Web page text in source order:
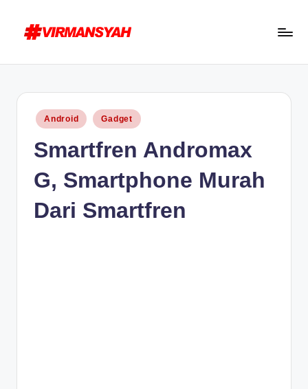
M
A
Blogging
for
Posted
in
Android Gadget
Smartfren Andromax
G, Smartphone Murah
Dari Smartfren